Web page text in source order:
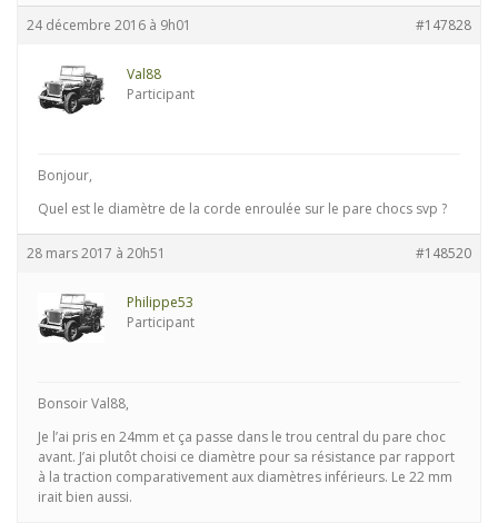
24 décembre 2016 à 9h01 #147828
Val88
Participant
Bonjour,
Quel est le diamètre de la corde enroulée sur le pare chocs svp ?
28 mars 2017 à 20h51 #148520
Philippe53
Participant
Bonsoir Val88,
Je l’ai pris en 24mm et ça passe dans le trou central du pare choc
avant. J’ai plutôt choisi ce diamètre pour sa résistance par rapport
à la traction comparativement aux diamètres inférieurs. Le 22 mm
irait bien aussi.